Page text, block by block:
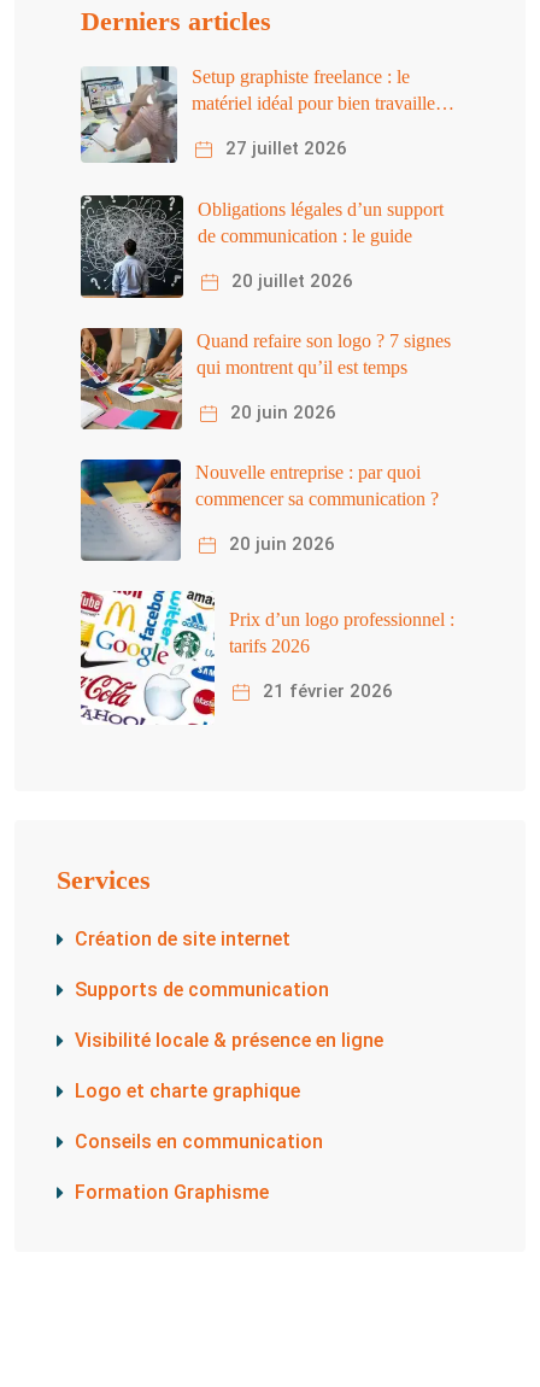
Derniers articles
Setup graphiste freelance : le
matériel idéal pour bien travailler
27 juillet 2026
Obligations légales d’un support
de communication : le guide
20 juillet 2026
Quand refaire son logo ? 7 signes
qui montrent qu’il est temps
20 juin 2026
Nouvelle entreprise : par quoi
commencer sa communication ?
20 juin 2026
Prix d’un logo professionnel :
tarifs 2026
21 février 2026
Services
Création de site internet
Supports de communication
Visibilité locale & présence en ligne
Logo et charte graphique
Conseils en communication​
Formation Graphisme